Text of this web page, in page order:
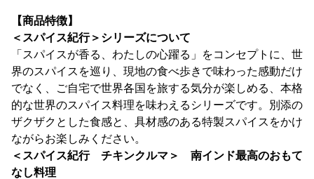
【商品特徴】
＜スパイス紀行＞シリーズについて
「スパイスが香る、わたしの心躍る」をコンセプトに、世
界のスパイスを巡り、現地の食べ歩きで味わった感動だけ
でなく、ご自宅で世界各国を旅する気分が楽しめる、本格
的な世界のスパイス料理を味わえるシリーズです。別添の
ザクザクとした食感と、具材感のある特製スパイスをかけ
ながらお楽しみください。
＜スパイス紀行 チキンクルマ＞ 南インド最高のおもて
なし料理